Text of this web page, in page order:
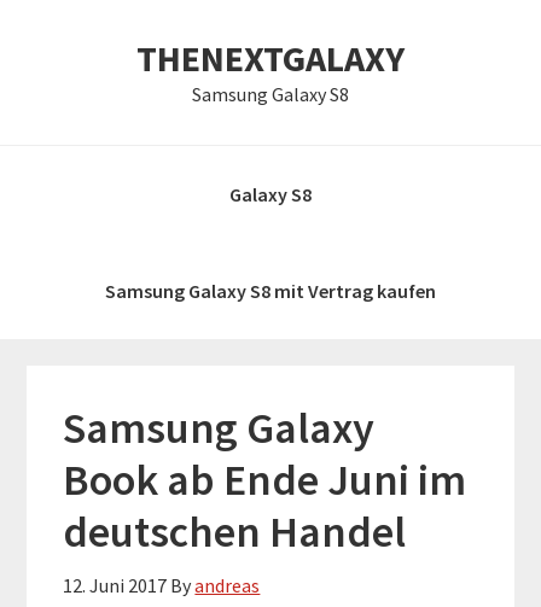
HauptnavigationTHENEXTGALAXY
Samsung Galaxy S8
Galaxy S8
Samsung Galaxy S8 mit Vertrag kaufen
Samsung Galaxy
Book ab Ende Juni im
deutschen Handel
12. Juni 2017 Byandreas